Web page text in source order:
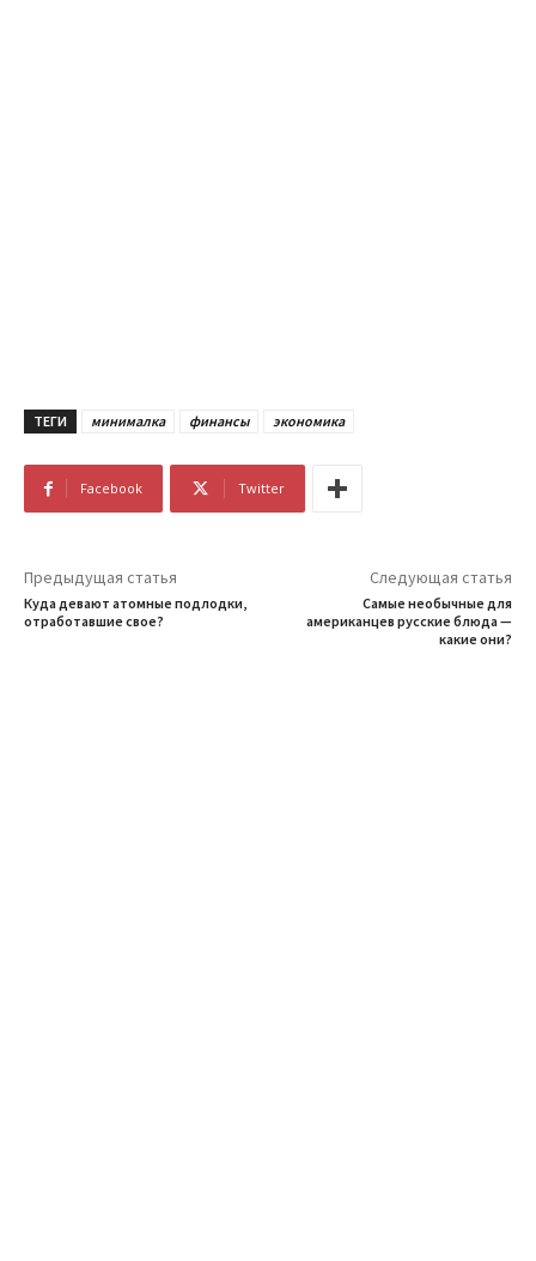
ТЕГИ минималка финансы экономика
Facebook Twitter
Предыдущая статья
Куда девают атомные подлодки,
отработавшие свое?
Следующая статья
Самые необычные для
американцев русские блюда —
какие они?